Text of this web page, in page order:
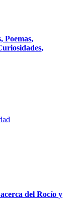
Poemas,
del Rocío y